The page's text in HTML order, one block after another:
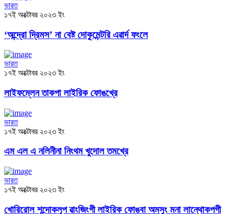
ভারত
১৭ই অক্টোবর ২০২৩ ইং
‘অন্দ্রো দ্রিমস’ না বেষ্ট দোকুমেন্টরি এৱার্দ ফংলে
ভারত
১৭ই অক্টোবর ২০২৩ ইং
লাইফম্লেন তাকপা লাইরিক ফোঙখ্রে
ভারত
১৭ই অক্টোবর ২০২৩ ইং
এম এল এ নলিনীনা নিংথম খুদোল তমখ্রে
ভারত
১৭ই অক্টোবর ২০২৩ ইং
খোরিরোল শন্দোকলূপ ৱাংজিংগী লাইরিক ফোঙবা অমসুং মনা লান্থোকপগী